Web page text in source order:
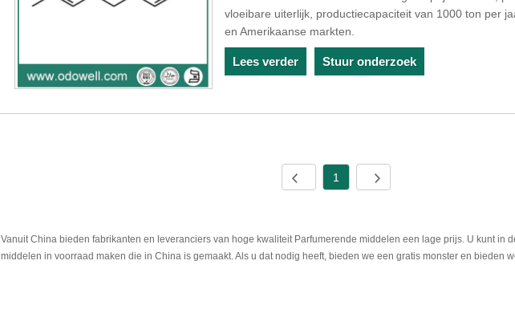
vloeibare uiterlijk, productiecapaciteit van 1000 ton per
en Amerikaanse markten.
Lees verder Stuur onderzoek
1
Vanuit China bieden fabrikanten en leveranciers van hoge kwaliteit Parfumerende middelen een lage prijs. U kunt in
middelen in voorraad maken die in China is gemaakt. Als u dat nodig heeft, bieden we een gratis monster en bieden